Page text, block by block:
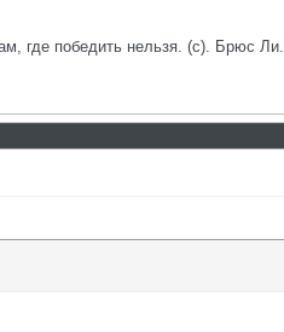
где победить нельзя. (с). Брюс Ли.